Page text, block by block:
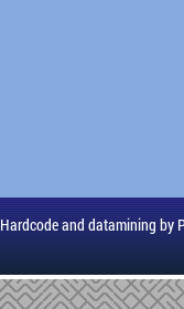
Hardcode and datamining by